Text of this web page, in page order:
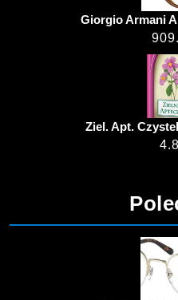
Giorgio Armani
Ziel. Apt.